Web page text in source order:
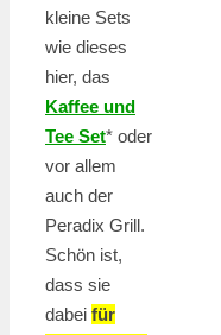
kleine Sets
wie dieses
hier, das
Kaffee und
Tee Set* oder
vor allem
auch der
Peradix Grill.
Schön ist,
dass sie
dabei für